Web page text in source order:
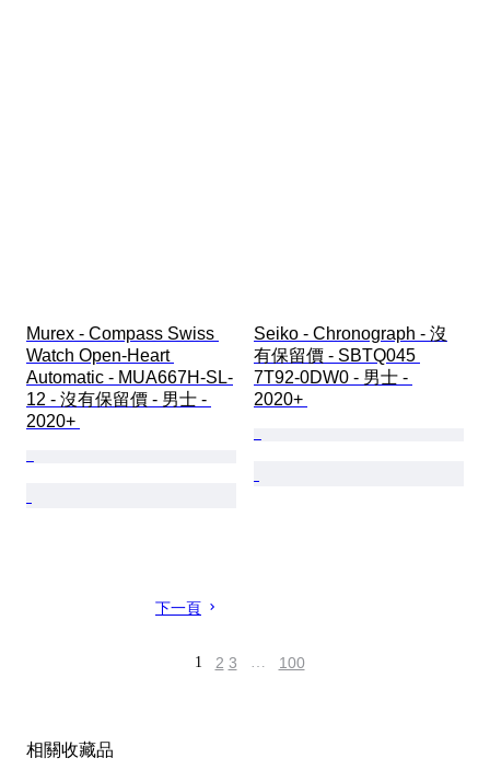
Murex - Compass Swiss
Watch Open-Heart
Automatic - MUA667H-SL-
12 - 沒有保留價 - 男士 -
2020+
Seiko - Chronograph - 沒
有保留價 - SBTQ045
7T92-0DW0 - 男士 -
2020+
下一頁
1 2 3 … 100
相關收藏品